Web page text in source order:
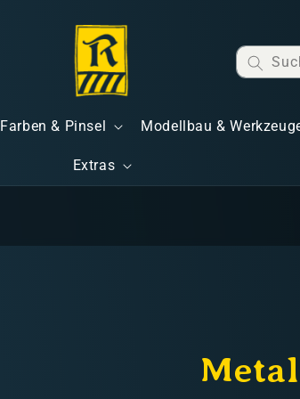
Farben & Pinsel Modellbau &
Extras